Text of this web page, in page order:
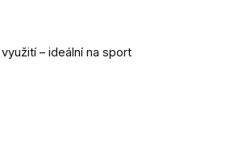
– ideální na sport